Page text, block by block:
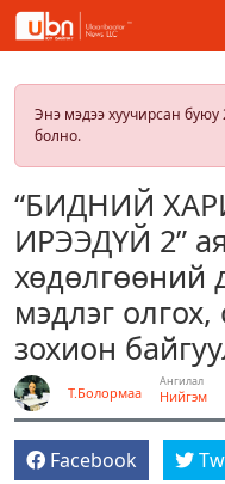
Энэ мэдээ хуучирсан
болно.
“БИДНИЙ
ИРЭЭДҮЙ 2”
хөдөлгөөний
мэдлэг олгох,
зохион
Т.Болормаа
Ангилал
Нийгэм
Facebook